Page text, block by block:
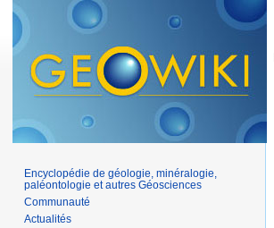
Encyclopédie de géologie, minéralogie,
paléontologie et autres Géosciences
Communauté
Actualités